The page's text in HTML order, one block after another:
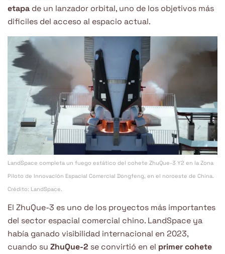
etapa de un lanzador orbital, uno de los objetivos más
dificiles del acceso al espacio actual.
LandSpace completa un fuego estático del cohete ZhuQue-3 Y2 en la Zona
Piloto de Innovación Espacial Comercial Dongfeng, en el noroeste de China.
Crédito: LandSpace.
El ZhuQue-3 es uno de los proyectos más importantes
del sector espacial comercial chino. LandSpace ya
había ganado visibilidad internacional en 2023,
cuando su ZhuQue-2 se convirtió en el primer cohete